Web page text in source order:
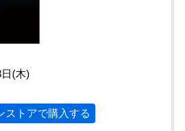
(木)
ストアで購入する